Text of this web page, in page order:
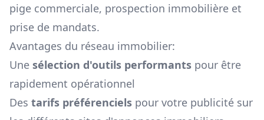
pige commerciale, prospection immobilière et
prise de mandats.
Avantages du réseau immobilier:
Une sélection d'outils performants pour être
rapidement opérationnel
Des tarifs préférenciels pour votre publicité sur